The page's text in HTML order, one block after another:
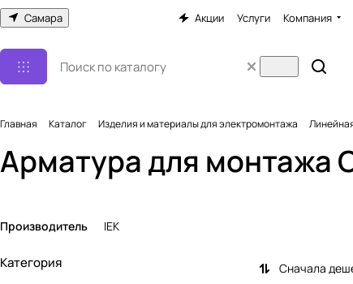
Самара Акции Услуги Компания
Главная Каталог Изделия и материалы для электромонтажа
Арматура для монтажа
Производитель IEK
Сначала
Категория